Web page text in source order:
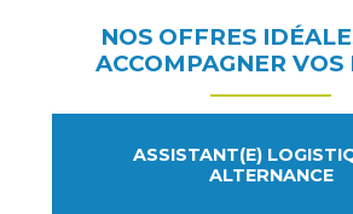
NOS OFFRES
ACCOMPAGNER VOS
ASSISTANT(E)
ALTERNANCE